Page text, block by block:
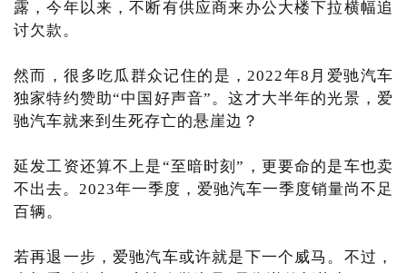
露，今年以来，不断有供应商来办公大楼下拉横幅追
讨欠款。
然而，很多吃瓜群众记住的是，2022年8月爱驰汽车
独家特约赞助“中国好声音”。这才大半年的光景，爱
驰汽车就来到生死存亡的悬崖边？
延发工资还算不上是“至暗时刻”，更要命的是车也卖
不出去。2023年一季度，爱驰汽车一季度销量尚不足
百辆。
若再退一步，爱驰汽车或许就是下一个威马。不过，